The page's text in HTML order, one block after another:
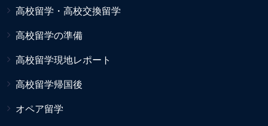
高校留学・高校交換留学
高校留学の準備
高校留学現地レポート
高校留学帰国後
オペア留学